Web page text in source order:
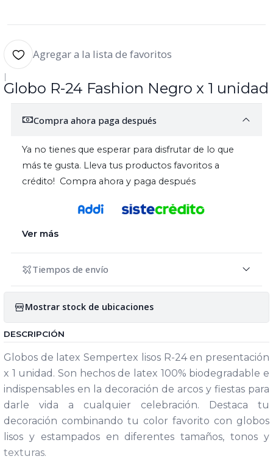
Agregar a la lista de favoritos
|
Globo R-24 Fashion Negro x 1 unidad
Compra ahora paga después
Ya no tienes que esperar para disfrutar de lo que
más te gusta. Lleva tus productos favoritos a
crédito! Compra ahora y paga después
Ver más
Tiempos de envío
Mostrar stock de ubicaciones
DESCRIPCIÓN
Globos de latex Sempertex lisos R-24 en presentación
x 1 unidad. Son hechos de latex 100% biodegradable e
indispensables en la decoración de arcos y fiestas para
darle vida a cualquier celebración. Destaca tu
decoración combinando tu color favorito con globos
lisos y estampados en diferentes tamaños, tonos y
texturas.